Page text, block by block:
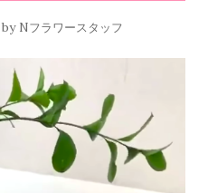
by Nフラワースタッフ